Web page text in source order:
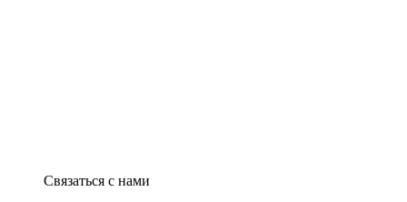
Связаться с нами